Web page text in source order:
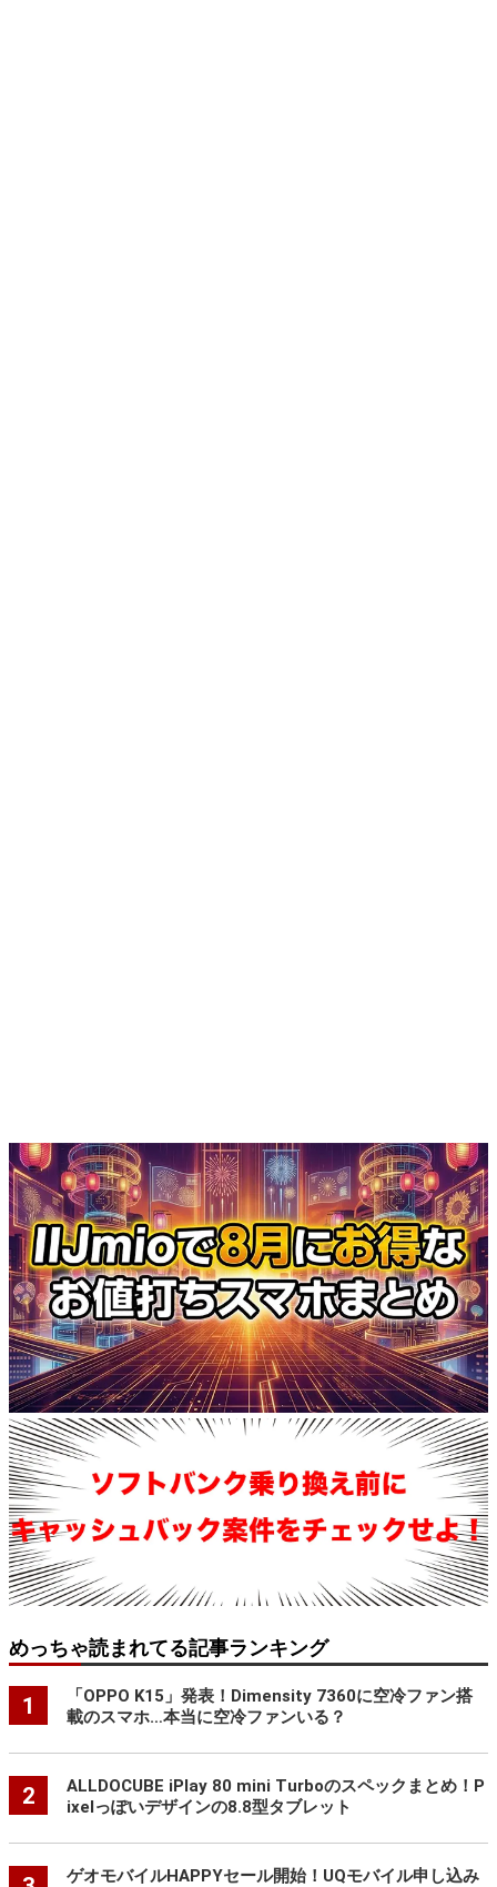
めっちゃ読まれてる記事ランキング
1
「OPPO K15」発表！Dimensity 7360に空冷ファン搭
載のスマホ…本当に空冷ファンいる？
2
ALLDOCUBE iPlay 80 mini Turboのスペックまとめ！P
ixelっぽいデザインの8.8型タブレット
ゲオモバイルHAPPYセール開始！UQモバイル申し込み